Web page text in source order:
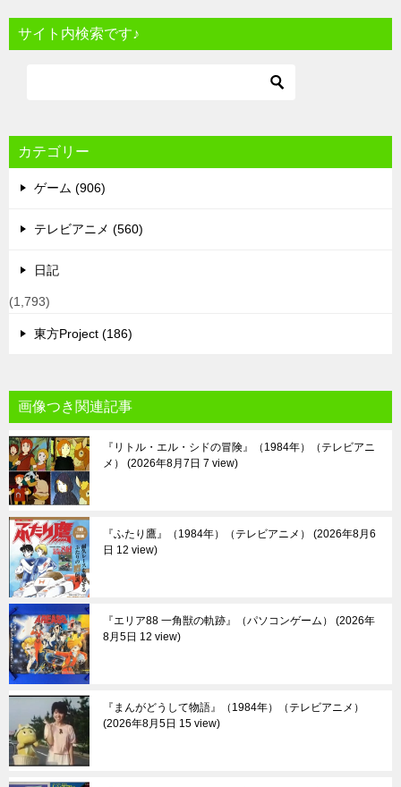
サイト内検索です♪
カテゴリー
ゲーム (906)
テレビアニメ (560)
日記
(1,793)
東方Project (186)
画像つき関連記事
『リトル・エル・シドの冒険』（1984年）（テレビアニ
メ）
2026年8月7日 7 view
『ふたり鷹』（1984年）（テレビアニメ）
2026年8月6
日 12 view
『エリア88 一角獣の軌跡』（パソコンゲーム）
2026年
8月5日 12 view
『まんがどうして物語』（1984年）（テレビアニメ）
2026年8月5日 15 view